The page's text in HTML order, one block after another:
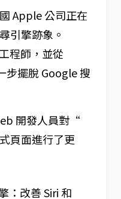
Apple 公司正在
引擎跡象。
程師，並從
擺脫 Google 搜
開發人員對“
頁面進行了更